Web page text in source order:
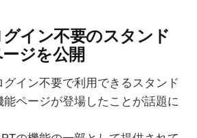
イン不要のスタンド
ジを公開
グイン不要で利用できるスタンド
能ページが登場したことが話題に